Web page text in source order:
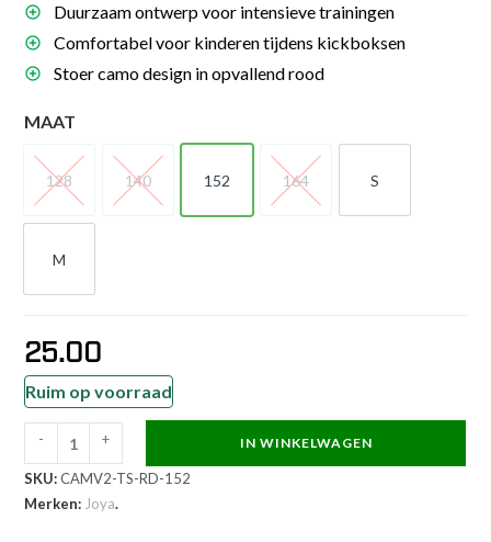
Duurzaam ontwerp voor intensieve trainingen
Comfortabel voor kinderen tijdens kickboksen
Stoer camo design in opvallend rood
MAAT
128
128
140
140
152
152
164
164
S
S
M
M
25.00
Ruim op voorraad
Camo
V2
- + IN WINKELWAGEN
SKU:CAMV2-TS-RD-152
Merken: Joya.